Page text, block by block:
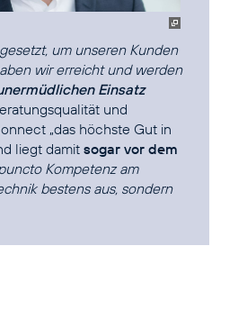
um unseren Kunden
wir erreicht und werden
Einsatz
und
„das höchste Gut in
liegt damitsogar vor dem
Kompetenz am
bestens aus, sondern